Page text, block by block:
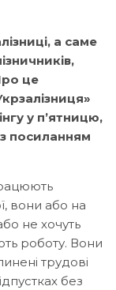
а саме
це
у п’ятницю,
посиланням
вони або на
не хочуть
роботу. Вони
трудові
без